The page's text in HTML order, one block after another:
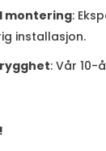
montering:
installasjon.
: Vår 10-